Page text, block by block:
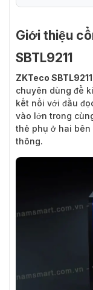
Giới thiệu
SBTL9211
ZKTeco SBTL9211
chuyên dùng để
kết nối với đầu
vào lớn trong
thẻ phụ ở hai bên
thông.